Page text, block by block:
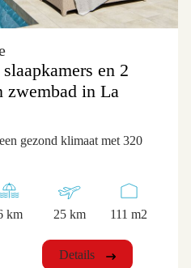
en 2
zwembad in La
gezond klimaat met 320
km 25 km 111 m2
Details